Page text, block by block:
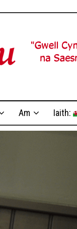
Am Iaith: